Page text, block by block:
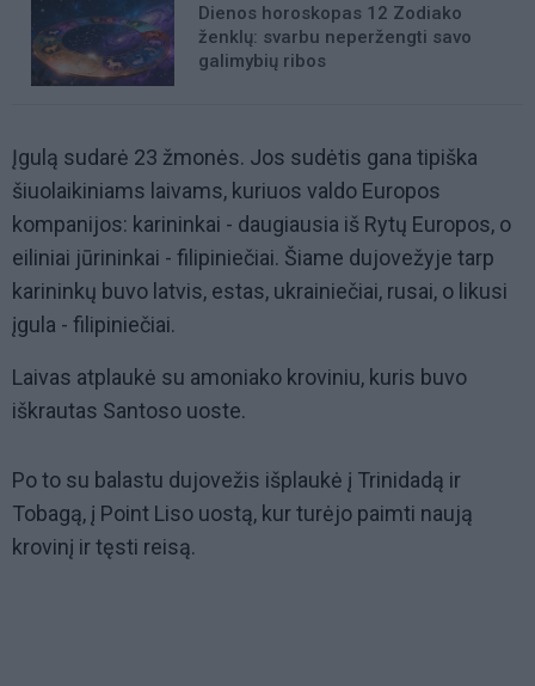
Dienos horoskopas 12 Zodiako
ženklų: svarbu neperžengti savo
galimybių ribos
Įgulą sudarė 23 žmonės. Jos sudėtis gana tipiška
šiuolaikiniams laivams, kuriuos valdo Europos
kompanijos: karininkai - daugiausia iš Rytų Europos, o
eiliniai jūrininkai - filipiniečiai. Šiame dujovežyje tarp
karininkų buvo latvis, estas, ukrainiečiai, rusai, o likusi
įgula - filipiniečiai.
Laivas atplaukė su amoniako kroviniu, kuris buvo
iškrautas Santoso uoste.
Po to su balastu dujovežis išplaukė į Trinidadą ir
Tobagą, į Point Liso uostą, kur turėjo paimti naują
krovinį ir tęsti reisą.